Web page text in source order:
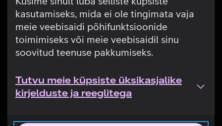
kasutamiseks, mida ei ole tingimata vaja
meie veebisaidi põhifunktsioonide
toimimiseks või meie veebisaidil sinu
soovitud teenuse pakkumiseks.
Tutvu meie küpsiste üksikasjalike
kirjelduste ja reeglitega
Tehniline viga